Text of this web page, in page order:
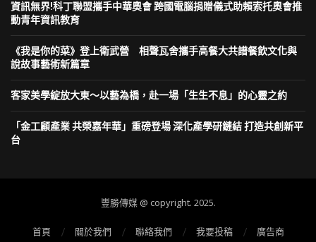
資訊無界!科丁聯盟攜手中華奧會 跨國電腦捐贈儀式助賴索托奧會推
動青年資訊教育
《我是你的菜》登上衛武營 相聲瓦舍攜手高餐大共譜餐飲文化與
說故事藝術新篇章
客家美學綻放大東～以藝為橋，赴一場「生生不息」的心靈之約
「金工顧產業 共榮嘉年華」重磅登場 深化產學研鏈結 打造共創新平
台
豐勝傳媒 @ copyright. 2025.
首頁 關於我們 聯絡我們 我要投稿 廣告商